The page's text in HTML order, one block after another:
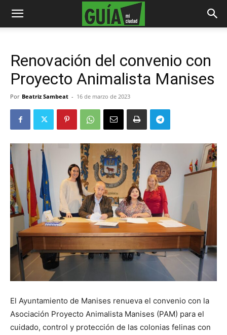
Renovación del convenio con
Proyecto Animalista Manises
Por Beatriz Sambeat - 16 de marzo de 2023
El Ayuntamiento de Manises renueva el convenio con la
Asociación Proyecto Animalista Manises (PAM) para el
cuidado, control y protección de las colonias felinas con